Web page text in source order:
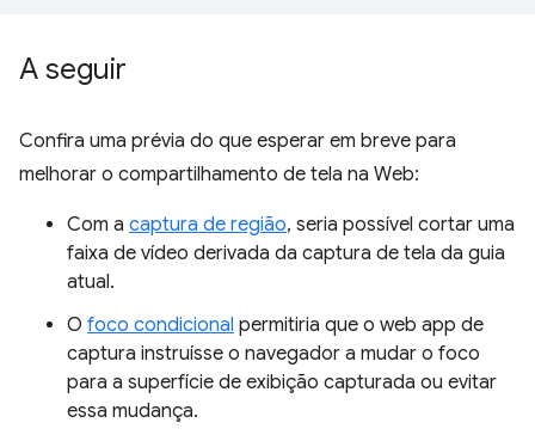
A seguir
Confira uma prévia do que esperar em breve para
melhorar o compartilhamento de tela na Web:
Com a captura de região, seria possível cortar uma
faixa de vídeo derivada da captura de tela da guia
atual.
O foco condicional permitiria que o web app de
captura instruísse o navegador a mudar o foco
para a superfície de exibição capturada ou evitar
essa mudança.